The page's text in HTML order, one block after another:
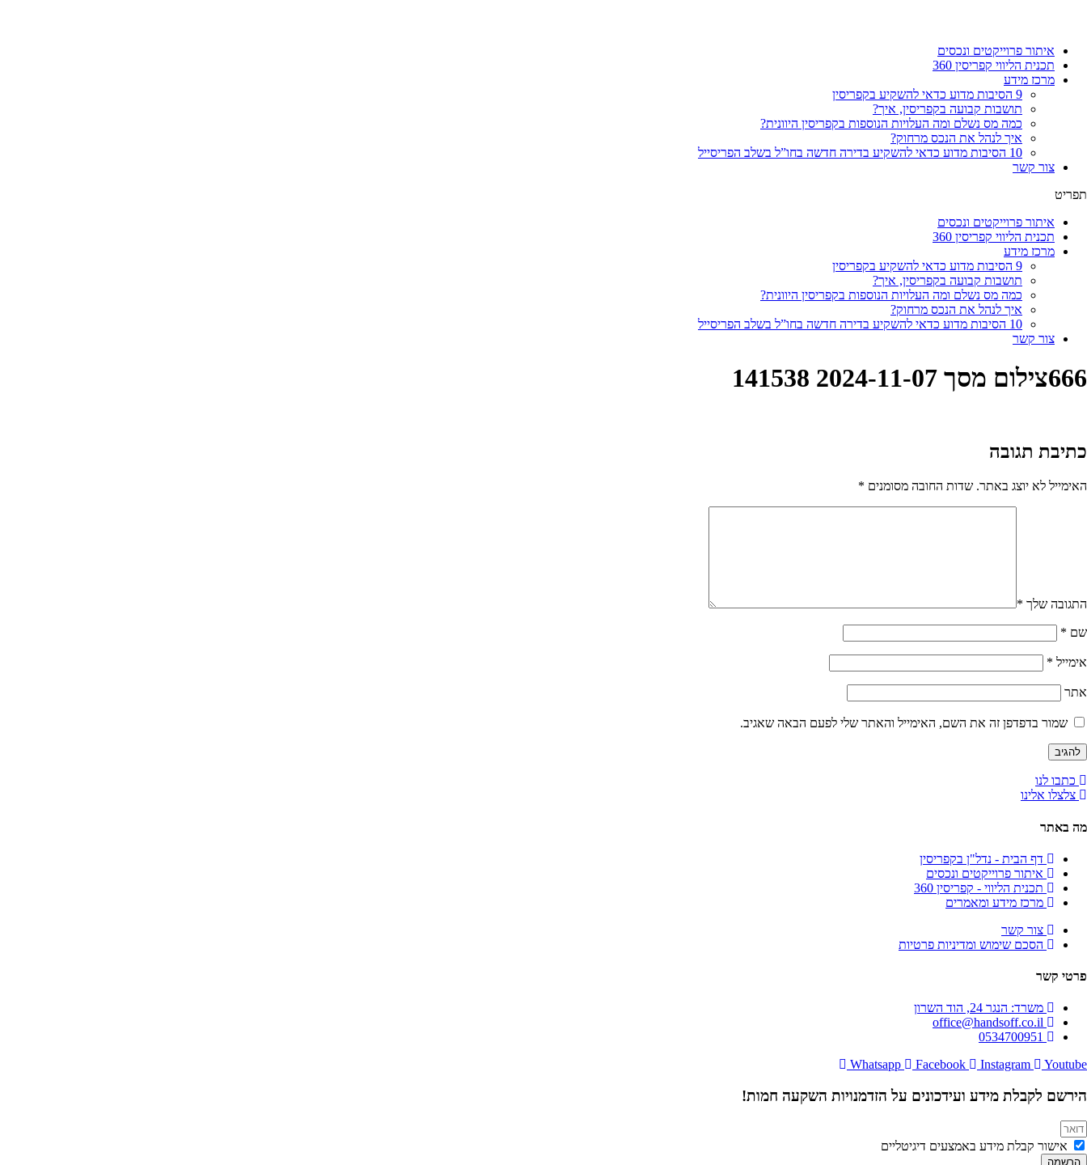
איתור פרוייקטים ונכסים
תכנית הליווי קפריסין 360
מרכז מידע
9 הסיבות מדוע כדאי להשקיע בקפריסין
תושבות קבועה בקפריסין, איך?
כמה מס נשלם ומה העלויות הנוספות בקפריסין היוונית?
איך לנהל את הנכס מרחוק?
10 הסיבות מדוע כדאי להשקיע בדירה חדשה בחו”ל בשלב הפריסייל
צור קשר
תפריט
איתור פרוייקטים ונכסים
תכנית הליווי קפריסין 360
מרכז מידע
9 הסיבות מדוע כדאי להשקיע בקפריסין
תושבות קבועה בקפריסין, איך?
כמה מס נשלם ומה העלויות הנוספות בקפריסין היוונית?
איך לנהל את הנכס מרחוק?
10 הסיבות מדוע כדאי להשקיע בדירה חדשה בחו”ל בשלב הפריסייל
צור קשר
666צילום מסך 2024-11-07 141538
כתיבת תגובה
האימייל לא יוצג באתר. שדות החובה מסומנים *
התגובה שלך *
שם *
אימייל *
אתר
שמור בדפדפן זה את השם, האימייל והאתר שלי לפעם הבאה שאגיב.
כתבו לנו
צלצלו אלינו
מה באתר
דף הבית - נדל"ן בקפריסין
איתור פרוייקטים ונכסים
תכנית הליווי - קפריסין 360
מרכז מידע ומאמרים
צור קשר
הסכם שימוש ומדיניות פרטיות
פרטי קשר
משרד: הנגר 24, הוד השרון
office@handsoff.co.il
0534700951
Whatsapp
Facebook Instagram Youtube
הירשם לקבלת מידע ועידכונים על הזדמנויות השקעה חמות!
אישור קבלת מידע באמצעים דיגיטליים
הרשמה